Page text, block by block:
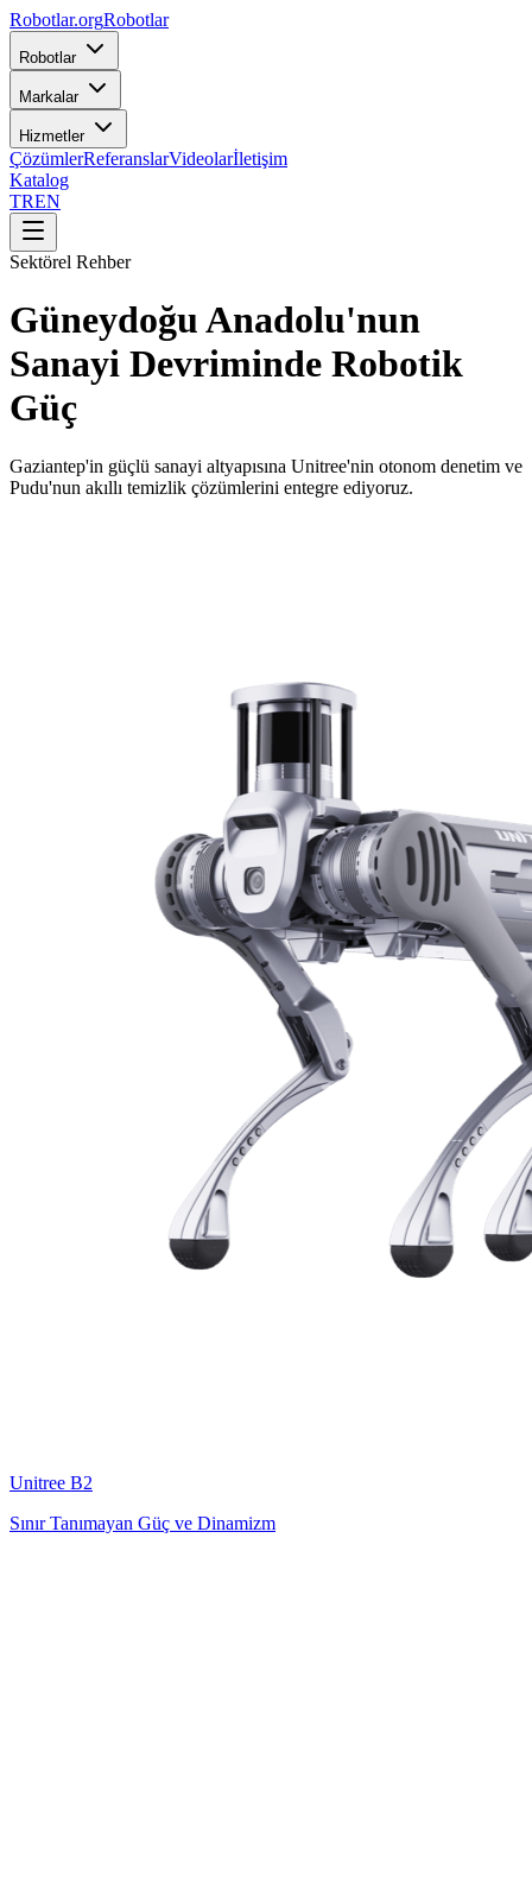
Robotlar.orgRobotlar
Robotlar
Markalar
Hizmetler
ÇözümlerReferanslarVideolarİletişim
Katalog
TREN
Sektörel Rehber
Güneydoğu Anadolu'nun
Sanayi Devriminde Robotik
Güç
Gaziantep'in güçlü sanayi altyapısına Unitree'nin otonom denetim ve
Pudu'nun akıllı temizlik çözümlerini entegre ediyoruz.
Unitree B2
Sınır Tanımayan Güç ve Dinamizm